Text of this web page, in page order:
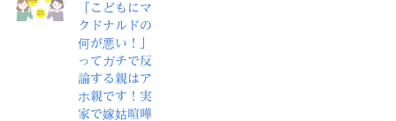
「こどもにマ
クドナルドの
何が悪い！」
ってガチで反
論する親はア
ホ親です！実
家で嫁姑喧嘩